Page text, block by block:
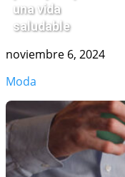
una vida
saludable
noviembre 6, 2024
Moda